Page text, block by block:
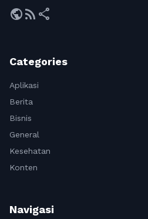
publicrss_feed share
Categories
Aplikasi
Berita
Bisnis
General
Kesehatan
Konten
Navigasi